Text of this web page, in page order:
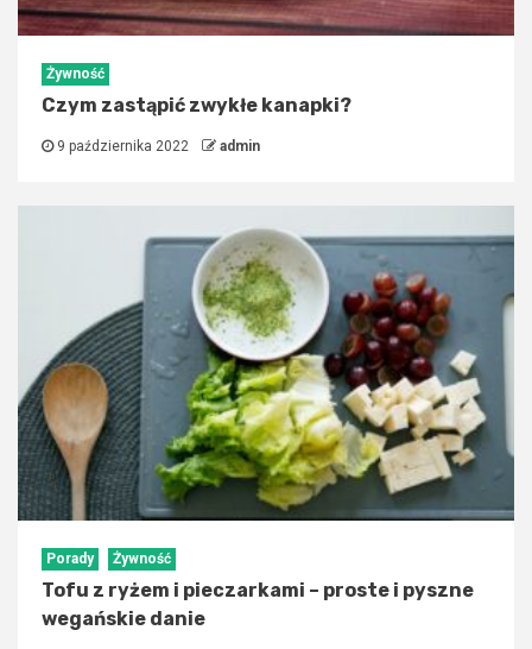
Żywność
Czym zastąpić zwykłe kanapki?
9 października 2022 admin
Porady Żywność
Tofu z ryżem i pieczarkami – proste i pyszne
wegańskie danie